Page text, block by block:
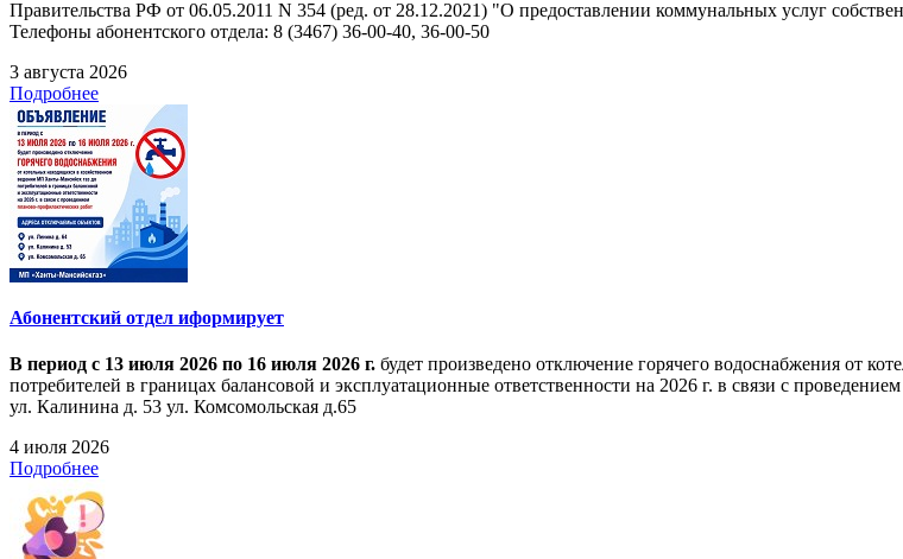
Правительства РФ от 06.05.2011 N 354 (ред. от 28.12.2021) "О предоставлении коммунальных услуг
Телефоны абонентского отдела: 8 (3467) 36-00-40, 36-00-50
3 августа 2026
Подробнее
Абонентский отдел иформирует
В период с 13 июля 2026 по 16 июля 2026 г. будет произведено отключение горячего водоснабжения от
потребителей в границах балансовой и эксплуатационные ответственности на 2026 г. в связи с
ул. Калинина д. 53 ул. Комсомольская д.65
4 июля 2026
Подробнее